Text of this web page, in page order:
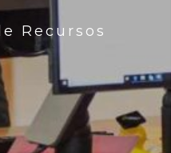
Recursos